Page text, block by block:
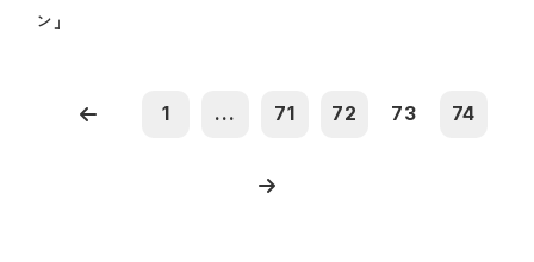
ン」
1 ... 71 72 73 74